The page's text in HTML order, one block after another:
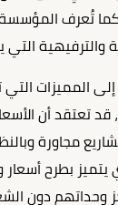
تُعرف
والترفيهية التي
إلى المميزات
قد تعتقد أن
مجاورة
يتميز بطرح
وحداتهم دون